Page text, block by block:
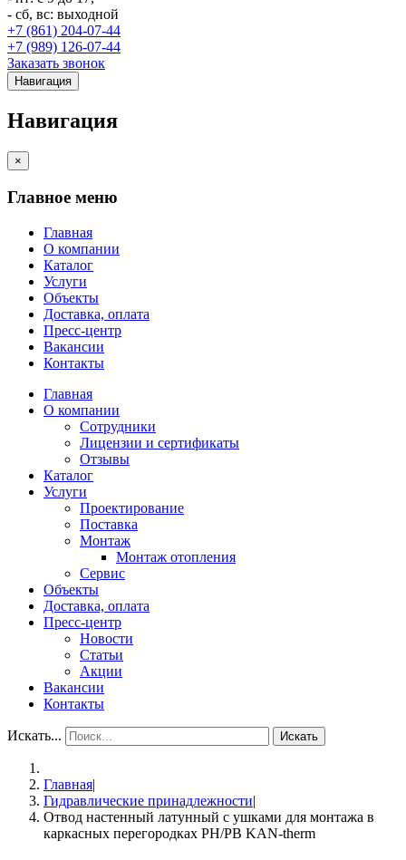
- сб, вс: выходной
+7 (861) 204-07-44
+7 (989) 126-07-44
Заказать звонок
Навигация
Навигация
×
Главное меню
Главная
О компании
Каталог
Услуги
Объекты
Доставка, оплата
Пресс-центр
Вакансии
Контакты
Главная
О компании
Сотрудники
Лицензии и сертификаты
Отзывы
Каталог
Услуги
Проектирование
Поставка
Монтаж
Монтаж отопления
Сервис
Объекты
Доставка, оплата
Пресс-центр
Новости
Статьи
Акции
Вакансии
Контакты
Искать... Искать
Главная|
Гидравлические принадлежности|
Отвод настенный латунный с ушками для монтажа в
каркасных перегородках РН/РВ KAN-therm